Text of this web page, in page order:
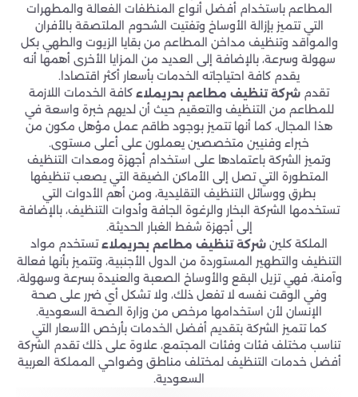
المطاعم باستخدام أفضل أنواع المنظفات الفعالة والمطهرات
التي تتميز بإزالة الأوساخ وتفتيت الشحوم الملتصقة بالأفران
والمواقد وتنظيف مداخن المطاعم من بقايا الزيوت والطهي بكل
سهولة وسرعة، بالإضافة إلى العديد من المزايا الأخرى أهمها أنه
يقدم كافة احتياجاته الخدمات بأسعار أكثر اقتصادا.
تقدم شركة تنظيف مطاعم بحريملاء كافة الخدمات اللازمة
للمطاعم من التنظيف والتعقيم حيث أن لديهم خبرة واسعة في
هذا المجال، كما أنها تتميز بوجود طاقم عمل مؤهل مكون من
خبراء وفنيين متخصصين يعملون على أعلى مستوى.
وتميز الشركة باعتمادها على استخدام أجهزة ومعدات التنظيف
المتطورة التي تصل إلى الأماكن الضيقة التي يصعب تنظيفها
بطرق ووسائل التنظيف التقليدية، ومن أهم الأدوات التي
تستخدمها الشركة البخار والرغوة الجافة وأدوات التنظيف، بالإضافة
إلى أجهزة شفط الغبار الحديثة.
الملكة كلين شركة تنظيف مطاعم بحريملاءتستخدم مواد
التنظيف والتطهير المستوردة من الدول الأجنبية، وتتميز بأنها فعالة
وآمنة، فهي تزيل البقع والأوساخ الصعبة والعنيدة بسرعة وسهولة،
وفي الوقت نفسه لا تفعل ذلك، ولا تشكل أي ضرر على صحة
الإنسان لأن استخدامها مرخص من وزارة الصحة السعودية.
كما تتميز الشركة بتقديم أفضل الخدمات بأرخص الأسعار التي
تناسب مختلف فئات وفئات المجتمع، علاوة على ذلك تقدم الشركة
أفضل خدمات التنظيف لمختلف مناطق وضواحي المملكة العربية
السعودية.